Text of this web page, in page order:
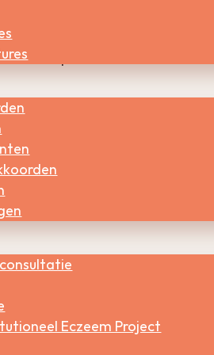
Eczeem Project
balzak en onderbenen, met
plekken met versterkte
periode heeft
kan er een huidaandoening
wordt ontstaan er wondjes.
genezing-jeuk cirkel terecht